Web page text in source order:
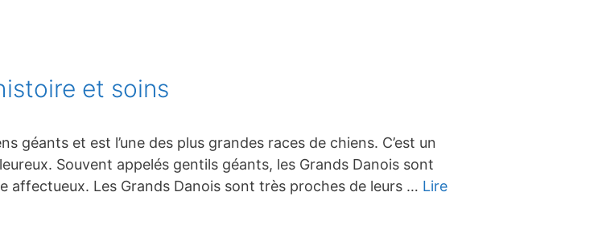
et soins
géants et est l’une des plus grandes races de chiens. C’est un
Souvent appelés gentils géants, les Grands Danois sont
affectueux. Les Grands Danois sont très proches de leurs … Lire